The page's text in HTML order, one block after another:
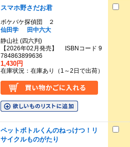
スマホ野さだお君
ボケバケ探偵団 ２
仙田学
田中六大
静山社 (四六判)
【2026年02月発売】 ISBNコード 9
784863899636
1,430円
在庫状況：在庫あり（1～2日で出荷）
ペットボトルくんのねっけつ！リ
サイクルものがたり